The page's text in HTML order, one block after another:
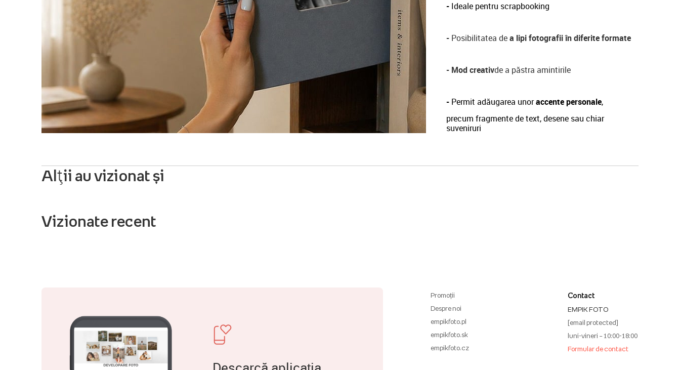
- Ideale pentru scrapbooking
-Posibilitatea dea lipi fotografii în diferite formate
- Mod creativde a păstra amintirile
-Permit adăugarea unoraccente personale,
precum fragmente de text, desene sau chiar
suveniruri
Alții au vizionat și
Vizionate recent
Promoții
Despre noi
empikfoto.pl
empikfoto.sk
empikfoto.cz
Contact
EMPIK FOTO
[email protected]
luni-vineri – 10:00-18:00
Formular de contact